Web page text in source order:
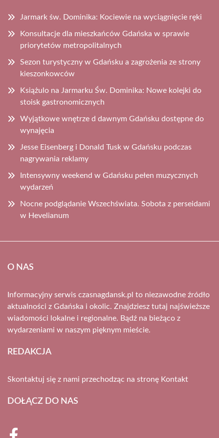
Jarmark św. Dominika: Kociewie na wyciągnięcie ręki
Konsultacje dla mieszkańców Gdańska w sprawie
priorytetów metropolitalnych
Sezon turystyczny w Gdańsku a zagrożenia ze strony
kieszonkowców
Książulo na Jarmarku Św. Dominika: Nowe kolejki do
stoisk gastronomicznych
Wyjątkowe wnętrze d dawnym Gdańsku dostępne do
wynajęcia
Jesse Eisenberg i Donald Tusk w Gdańsku podczas
nagrywania reklamy
Intensywny weekend w Gdańsku pełen muzycznych
wydarzeń
Nocne podglądanie Wszechświata. Sobota z perseidami
w Hevelianum
O NAS
Informacyjny serwis czasnagdansk.pl to niezawodne źródło
aktualności z Gdańska i okolic. Znajdziesz tutaj najświeższe
wiadomości lokalne i regionalne. Bądź na bieżąco z
wydarzeniami w naszym pięknym mieście.
REDAKCJA
Skontaktuj się z nami przechodząc na stronę Kontakt
DOŁĄCZ DO NAS